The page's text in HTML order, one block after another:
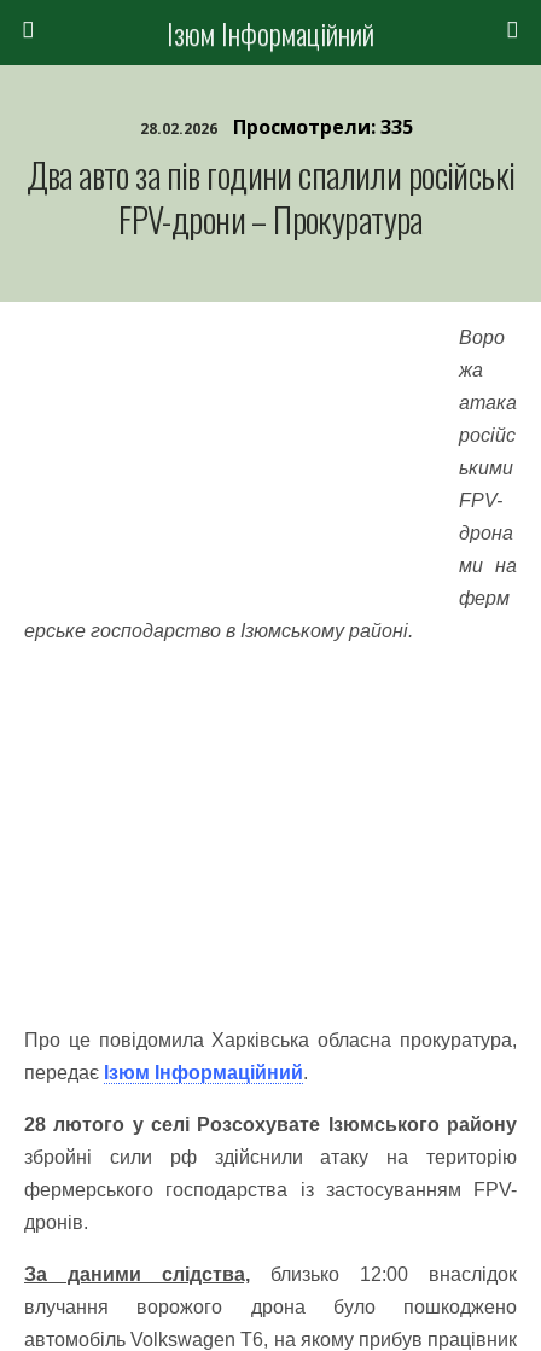
Ізюм Інформаційний
28.02.2026 Просмотрели: 335
Два авто за пів години спалили російські
FPV-дрони – Прокуратура
Воро
жа
атака
російс
ькими
FPV-
дрона
ми на
ферм
ерське господарство в Ізюмському районі.
Про це повідомила Харківська обласна прокуратура,
передає Ізюм Інформаційний.
28 лютого у селі Розсохувате Ізюмського району
збройні сили рф здійснили атаку на територію
фермерського господарства із застосуванням FPV-
дронів.
За даними слідства, близько 12:00 внаслідок
влучання ворожого дрона було пошкоджено
автомобіль Volkswagen T6, на якому прибув працівник